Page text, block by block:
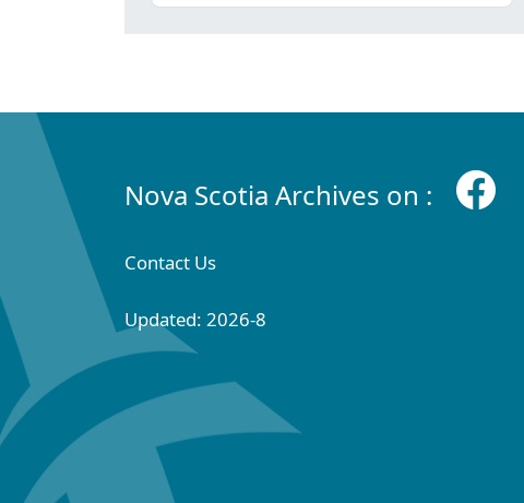
Nova Scotia Archives on :
Contact Us
Updated: 2026-8